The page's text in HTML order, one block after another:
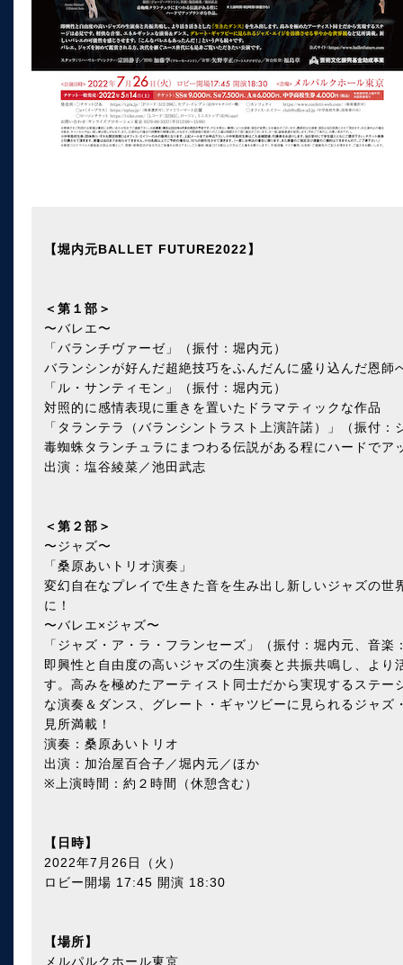
【堀内元BALLET FUTURE2022】
＜第１部＞
〜バレエ〜
「バランチヴァーゼ」（振付：堀内元）
バランシンが好んだ超絶技巧をふんだんに盛り込んだ恩師
「ル・サンティモン」（振付：堀内元）
対照的に感情表現に重きを置いたドラマティックな作品
「タランテラ（バランシントラスト上演許諾）」（振付：
毒蜘蛛タランチュラにまつわる伝説がある程にハードでア
出演：塩谷綾菜／池田武志
＜第２部＞
〜ジャズ〜
「桑原あいトリオ演奏」
変幻自在なプレイで生きた音を生み出し新しいジャズの
に！
〜バレエ×ジャズ〜
「ジャズ・ア・ラ・フランセーズ」（振付：堀内元、音
即興性と自由度の高いジャズの生演奏と共振共鳴し、よ
す。高みを極めたアーティスト同士だから実現するステ
な演奏＆ダンス、グレート・ギャツビーに見られるジャ
見所満載！
演奏：桑原あいトリオ
出演：加治屋百合子／堀内元／ほか
※上演時間：約２時間（休憩含む）
【日時】
2022年7月26日（火）
ロビー開場 17:45 開演 18:30
【場所】
メルパルクホール東京